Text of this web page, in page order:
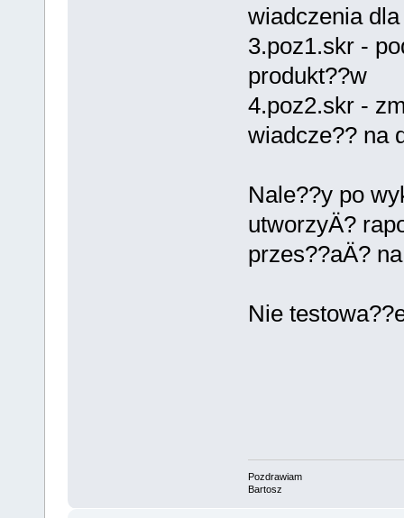
wiadczenia
3.poz1.skr -
produkt??w
4.poz2.skr -
wiadcze?? na
Nale??y po
utworzyÄ?
przes??aÄ?
Nie
Pozdrawiam
Bartosz